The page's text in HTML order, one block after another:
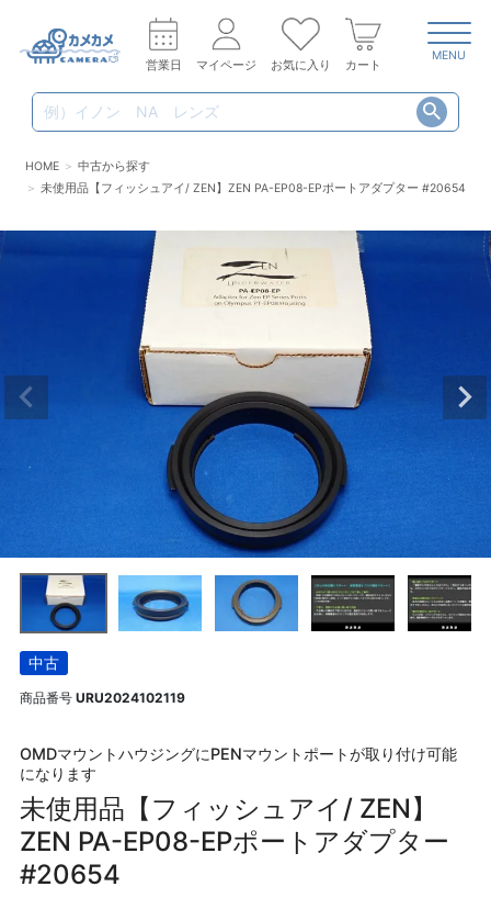
営業日 マイページ お気に入り カート
MENU
HOME
中古から探す
未使用品【フィッシュアイ/ ZEN】ZEN PA-EP08-EPポートアダプター #20654
中古
商品番号 URU2024102119
OMDマウントハウジングにPENマウントポートが取り付け可能
になります
未使用品【フィッシュアイ/ ZEN】
ZEN PA-EP08-EPポートアダプター
#20654